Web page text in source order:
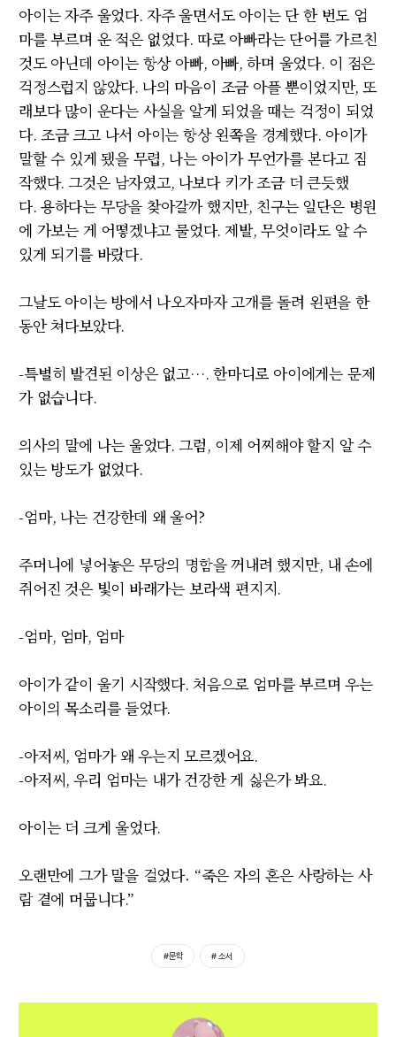
아이는 자주 울었다. 자주 울면서도 아이는 단 한 번도 엄
마를 부르며 운 적은 없었다. 따로 아빠라는 단어를 가르친
것도 아닌데 아이는 항상 아빠, 아빠,하며 울었다. 이 점은
걱정스럽지 않았다. 나의 마음이 조금 아플 뿐이었지만,또
래보다 많이 운다는 사실을 알게 되었을 때는 걱정이 되었
다. 조금 크고 나서 아이는 항상 왼쪽을 경계했다. 아이가
말할 수 있게 됐을 무렵, 나는 아이가 무언가를 본다고 짐
작했다.그것은 남자였고, 나보다 키가 조금 더 큰듯했
다. 용하다는 무당을 찾아갈까 했지만, 친구는 일단은 병원
에 가보는 게 어떻겠냐고 물었다.제발,무엇이라도 알 수
있게 되기를 바랐다.
그날도 아이는 방에서 나오자마자 고개를 돌려 왼편을 한
동안 쳐다보았다.
-특별히 발견된 이상은 없고….한마디로 아이에게는 문제
가 없습니다.
의사의 말에 나는 울었다.그럼, 이제 어찌해야 할지 알 수
있는 방도가 없었다.
-엄마, 나는 건강한데 왜 울어?
주머니에 넣어놓은 무당의 명함을 꺼내려 했지만, 내 손에
쥐어진 것은 빛이 바래가는 보라색 편지지.
-엄마, 엄마, 엄마
아이가 같이 울기 시작했다.처음으로 엄마를 부르며 우는
아이의 목소리를 들었다.
-아저씨, 엄마가 왜 우는지 모르겠어요.
-아저씨,우리 엄마는 내가 건강한 게 싫은가 봐요.
아이는 더 크게 울었다.
오랜만에 그가 말을 걸었다. “죽은 자의 혼은 사랑하는 사
람 곁에 머뭅니다.”
#문학 # 소서